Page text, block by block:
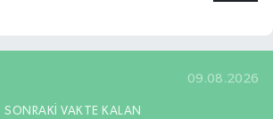
09.08.2026
SONRAKI VAKTE KALAN